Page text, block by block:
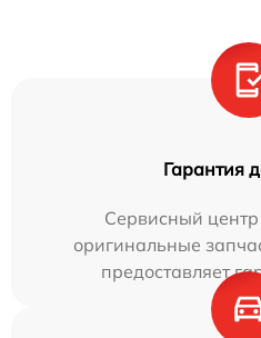
Гарантия
Сервисный
оригинальные
предоставляет